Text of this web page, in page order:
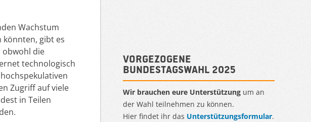
Wachstum
könnten, gibt es
obwohl die
technologisch
Zugriff auf viele
in Teilen
Vorgezogene
Bundestagswahl 2025
Wir brauchen eure Unterstützung um an
der Wahl teilnehmen zu können.
Hier findet ihr das Unterstützungsformular.